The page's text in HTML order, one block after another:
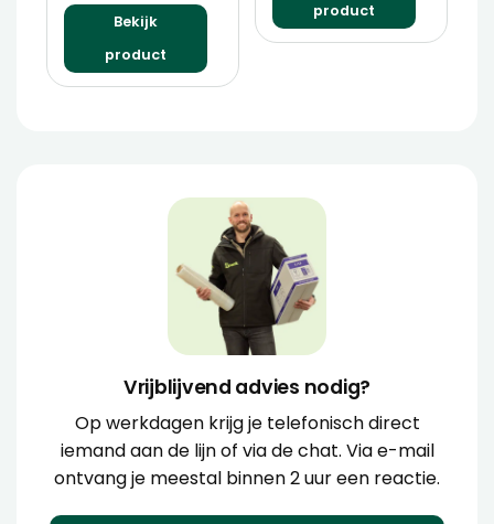
Bekijk
product
product
Vrijblijvend advies nodig?
Op werkdagen krijg je telefonisch direct
iemand aan de lijn of via de chat. Via e-mail
ontvang je meestal binnen 2 uur een reactie.